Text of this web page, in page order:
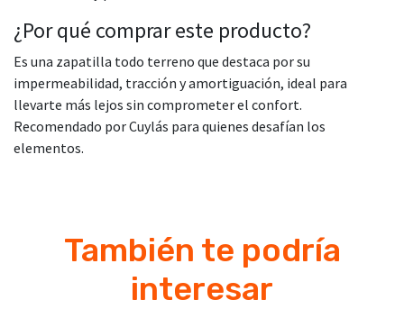
¿Por qué comprar este producto?
Es una zapatilla todo terreno que destaca por su
impermeabilidad, tracción y amortiguación, ideal para
llevarte más lejos sin comprometer el confort.
Recomendado por Cuylás para quienes desafían los
elementos.
También te podría
interesar